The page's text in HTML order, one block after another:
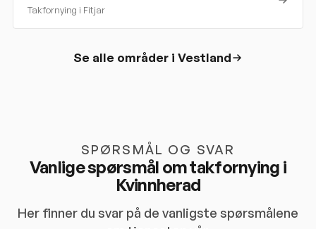
Takfornying i Fitjar
Se alle områder i Vestland
SPØRSMÅL OG SVAR
Vanlige spørsmål om takfornying i
Kvinnherad
Her finner du svar på de vanligste spørsmålene